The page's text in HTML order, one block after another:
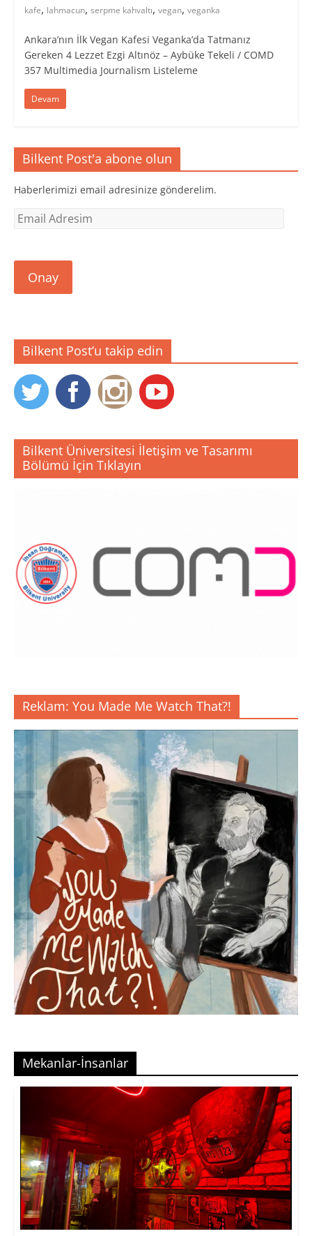
kafe, lahmacun, serpme kahvaltı, vegan, veganka
Ankara’nın İlk Vegan Kafesi Veganka’da Tatmanız
Gereken 4 Lezzet Ezgi Altınöz – Aybüke Tekeli / COMD
357 Multimedia Journalism Listeleme
Devam
Bilkent Post'a abone olun
Haberlerimizi email adresinize gönderelim.
Email
Onay
Bilkent Post’u takip edin
Bilkent Üniversitesi İletişim ve Tasarımı
Bölümü İçin Tıklayın
Reklam: You Made Me Watch That?!
Mekanlar-İnsanlar